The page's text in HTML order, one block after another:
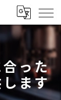
った
ます